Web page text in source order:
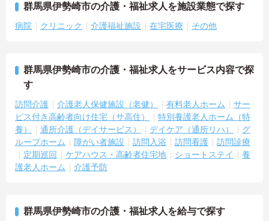
群馬県伊勢崎市の介護・福祉求人を施設業態で探す
病院 クリニック 介護福祉施設 在宅医療 その他
群馬県伊勢崎市の介護・福祉求人をサービス内容で探
す
訪問介護 介護老人保健施設（老健） 有料老人ホーム
サー
ビス付き高齢者向け住宅（サ高住）
特別養護老人ホーム（特
養）
通所介護（デイサービス） デイケア（通所リハ）
グ
ループホーム
障がい者施設 訪問入浴 訪問看護
訪問診療
定期巡回
ケアハウス・高齢者住宅地 ショートステイ
養
護老人ホーム
介護予防
群馬県伊勢崎市の介護・福祉求人を給与で探す